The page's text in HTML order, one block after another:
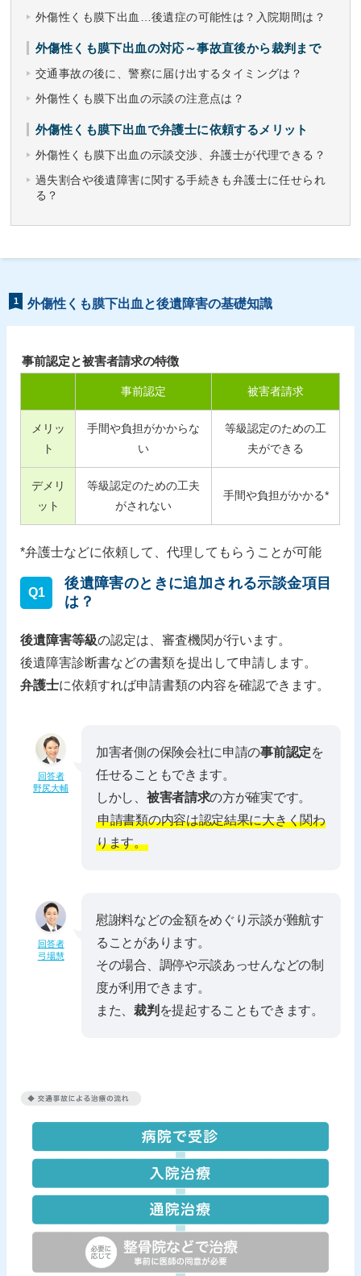
外傷性くも膜下出血…後遺症の可能性は？入院期間は？
外傷性くも膜下出血の対応～事故直後から裁判まで
交通事故の後に、警察に届け出するタイミングは？
外傷性くも膜下出血の示談の注意点は？
外傷性くも膜下出血で弁護士に依頼するメリット
外傷性くも膜下出血の示談交渉、弁護士が代理できる？
過失割合や後遺障害に関する手続きも弁護士に任せられ
る？
1 外傷性くも膜下出血と後遺障害の基礎知識
事前認定と被害者請求の特徴
事前認定 被害者請求
メリッ
ト
手間や負担がかからな
い
等級認定のための工
夫ができる
デメリ
ット
等級認定のための工夫
がされない
手間や負担がかかる*
*弁護士などに依頼して、代理してもらうことが可能
Q1
後遺障害のときに追加される示談金項目
は？
後遺障害等級の認定は、審査機関が行います。
後遺障害診断書などの書類を提出して申請します。
弁護士に依頼すれば申請書類の内容を確認できます。
回答者
野尻大輔
加害者側の保険会社に申請の事前認定を
任せることもできます。
しかし、 被害者請求の方が確実です。
申請書類の内容は認定結果に大きく関わ
ります。
回答者
弓場慧
慰謝料などの金額をめぐり示談が難航す
ることがあります。
その場合、調停や示談あっせんなどの制
度が利用できます。
また、裁判 を提起することもできます。